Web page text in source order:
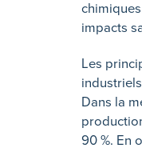
impacts
Les
Dans la
90 %. En